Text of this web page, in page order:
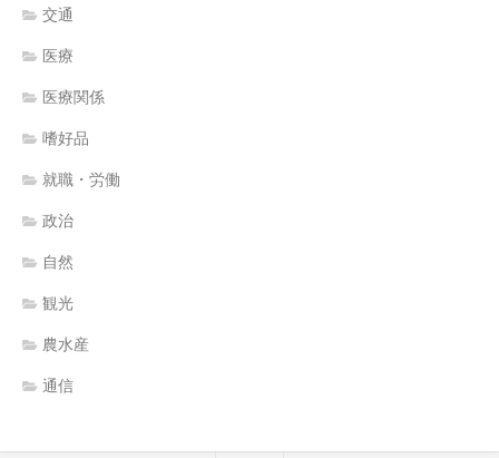
交通
医療
医療関係
嗜好品
就職・労働
政治
自然
観光
農水産
通信